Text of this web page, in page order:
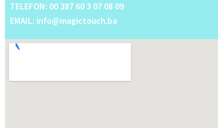
TELEFON: 00 387 60 3 07 08 09
EMAIL: info@magictouch.ba